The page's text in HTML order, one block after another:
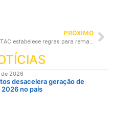
PRÓXIMO
TAC estabelece regras para remarcação de eventos e shows
2026
desacelera geração de
no país